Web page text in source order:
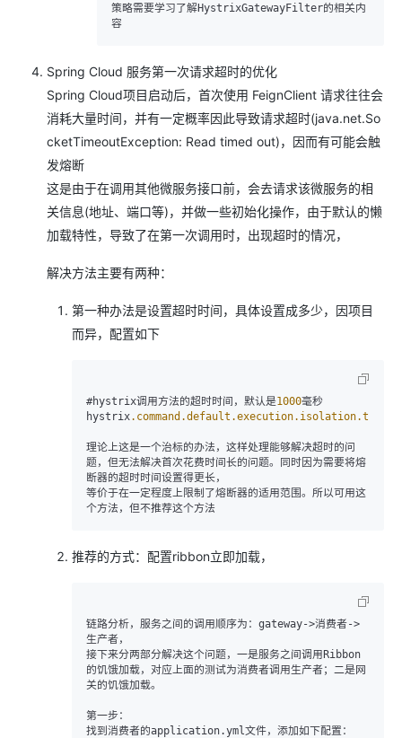
策略需要学习了解HystrixGatewayFilter的相关内
Spring Cloud 服务第一次请求超时的优化
Spring Cloud项目启动后，首次使用 FeignClient 请求往往会
消耗大量时间，并有一定概率因此导致请求超时(java.net.So
cketTimeoutException: Read timed out)，因而有可能会触
发熔断
这是由于在调用其他微服务接口前，会去请求该微服务的相
关信息(地址、端口等)，并做一些初始化操作，由于默认的懒
加载特性，导致了在第一次调用时，出现超时的情况，
解决方法主要有两种：
第一种办法是设置超时时间，具体设置成多少，因项目
而异，配置如下
#hystrix调用方法的超时时间，默认是1000毫秒
hystrix.command .default .execution.isolation.thread
理论上这是一个治标的办法，这样处理能够解决超时的问
题，但无法解决首次花费时间长的问题。同时因为需要将熔
断器的超时时间设置得更长，
等价于在一定程度上限制了熔断器的适用范围。所以可用这
推荐的方式：配置ribbon立即加载，
链路分析，服务之间的调用顺序为：gateway->消费者->
生产者，
接下来分两部分解决这个问题，一是服务之间调用Ribbon
的饥饿加载，对应上面的测试为消费者调用生产者；二是网
关的饥饿加载。
第一步：